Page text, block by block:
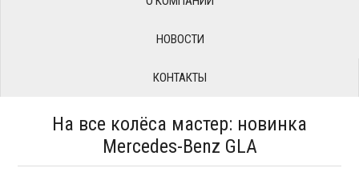
НОВОСТИ
КОНТАКТЫ
На все колёса мастер: новинка
Mercedes-Benz GLA